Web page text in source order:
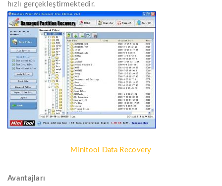
hızlı gerçekleştirmektedir.
Minitool Data Recovery
Avantajları